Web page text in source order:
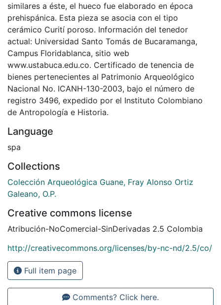
similares a éste, el hueco fue elaborado en época
prehispánica. Esta pieza se asocia con el tipo
cerámico Curití poroso. Información del tenedor
actual: Universidad Santo Tomás de Bucaramanga,
Campus Floridablanca, sitio web
www.ustabuca.edu.co. Certificado de tenencia de
bienes pertenecientes al Patrimonio Arqueológico
Nacional No. ICANH-130-2003, bajo el número de
registro 3496, expedido por el Instituto Colombiano
de Antropología e Historia.
Language
spa
Collections
Colección Arqueológica Guane, Fray Alonso Ortiz
Galeano, O.P.
Creative commons license
Atribución-NoComercial-SinDerivadas 2.5 Colombia
http://creativecommons.org/licenses/by-nc-nd/2.5/co/
Full item page
Comments? Click here.